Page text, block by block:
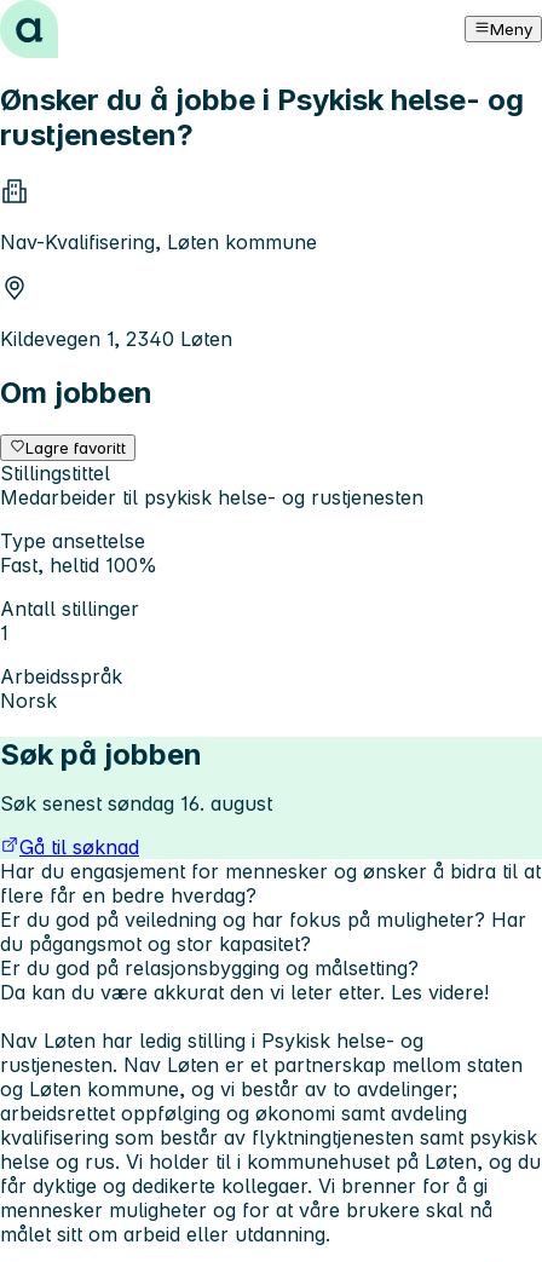
Hopp til innhold Meny
Ønsker du å jobbe i Psykisk helse- og
rustjenesten?
Nav-Kvalifisering, Løten kommune
Kildevegen 1, 2340 Løten
Om jobben
Lagre favoritt
Stillingstittel
Medarbeider til psykisk helse- og rustjenesten
Type ansettelse
Fast, heltid 100%
Antall stillinger
1
Arbeidsspråk
Norsk
Søk på jobben
Søk senest søndag 16. august
Gå til søknad
Har du engasjement for mennesker og ønsker å bidra til at
flere får en bedre hverdag?
Er du god på veiledning og har fokus på muligheter? Har
du pågangsmot og stor kapasitet?
Er du god på relasjonsbygging og målsetting?
Da kan du være akkurat den vi leter etter. Les videre!
Nav Løten har ledig stilling i Psykisk helse- og
rustjenesten. Nav Løten er et partnerskap mellom staten
og Løten kommune, og vi består av to avdelinger;
arbeidsrettet oppfølging og økonomi samt avdeling
kvalifisering som består av flyktningtjenesten samt psykisk
helse og rus. Vi holder til i kommunehuset på Løten, og du
får dyktige og dedikerte kollegaer. Vi brenner for å gi
mennesker muligheter og for at våre brukere skal nå
målet sitt om arbeid eller utdanning.